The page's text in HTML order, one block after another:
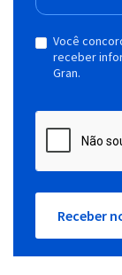
Você
receber
Gran.
Receber